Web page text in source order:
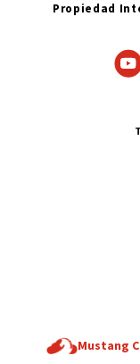
Propiedad
Mustang